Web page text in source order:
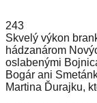
243
Skvelý výkon
hádzanárom
oslabenými
Bogár ani
Martina Ďurajku,